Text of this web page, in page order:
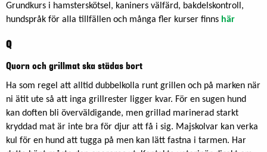
Grundkurs i hamsterskötsel, kaniners välfärd, bakdelskontroll,
hundspråk för alla tillfällen och många fler kurser finns här
Q
Quorn och grillmat ska städas bort
Ha som regel att alltid dubbelkolla runt grillen och på marken när
ni ätit ute så att inga grillrester ligger kvar. För en sugen hund
kan doften bli överväldigande, men grillad marinerad starkt
kryddad mat är inte bra för djur att få i sig. Majskolvar kan verka
kul för en hund att tugga på men kan lätt fastna i tarmen. Har